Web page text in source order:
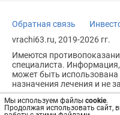
Мы используем файлы cookie.
Продолжая использовать сайт,
Обратная связь
vrachi63.ru, 2019-2026 гг.
Имеются
специалиста. Информация,
может быть использована
назначения лечения и не
Возрастное ограничение: